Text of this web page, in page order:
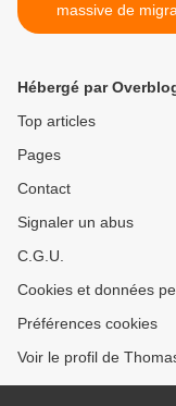
massive de
soutenus par
commerciale
Hébergé par
Top articles
Pages
Contact
Signaler un abus
C.G.U.
Cookies et données
Préférences cookies
Voir le profil de